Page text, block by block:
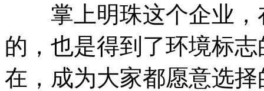
掌上明珠这个企业，
的，也是得到了环境标
在，成为大家都愿意选